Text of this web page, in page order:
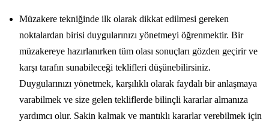
Müzakere tekniğinde ilk olarak dikkat edilmesi gereken
noktalardan birisi duygularınızı yönetmeyi öğrenmektir. Bir
müzakereye hazırlanırken tüm olası sonuçları gözden geçirir ve
karşı tarafın sunabileceği teklifleri düşünebilirsiniz.
Duygularınızı yönetmek, karşılıklı olarak faydalı bir anlaşmaya
varabilmek ve size gelen tekliflerde bilinçli kararlar almanıza
yardımcı olur. Sakin kalmak ve mantıklı kararlar verebilmek için